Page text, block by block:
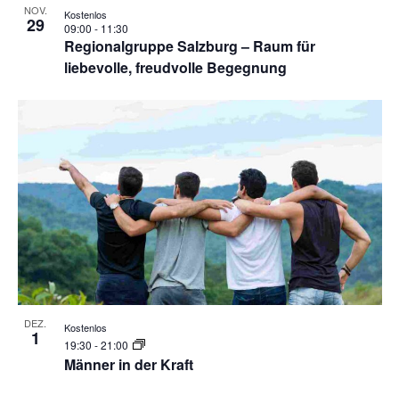
NOV.
29
Regionalgruppe Salzburg – Raum für
liebevolle, freudvolle Begegnung
09:00 - 11:30
Kostenlos
DEZ.
1
Männer in der Kraft
19:30 -21:00
Kostenlos